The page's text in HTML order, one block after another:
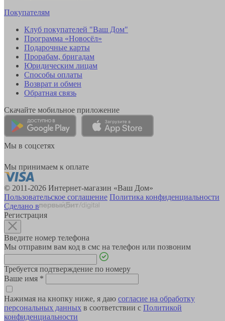
Покупателям
Клуб покупателей "Ваш Дом"
Программа «Новосёл»
Подарочные карты
Прорабам, бригадам
Юридическим лицам
Способы оплаты
Возврат и обмен
Обратная связь
Скачайте мобильное приложение
Мы в соцсетях
Мы принимаем к оплате
© 2011-2026 Интернет-магазин «Ваш Дом»
Пользовательское соглашение Политика конфиденциальности
Сделано в
Регистрация
Введите номер телефона
Мы отправим вам код в смс на телефон или позвоним
Требуется подтверждение по номеру
Ваше имя *
Нажимая на кнопку ниже, я даю согласие на обработку
персональных данных в соответствии с Политикой
конфиденциальности